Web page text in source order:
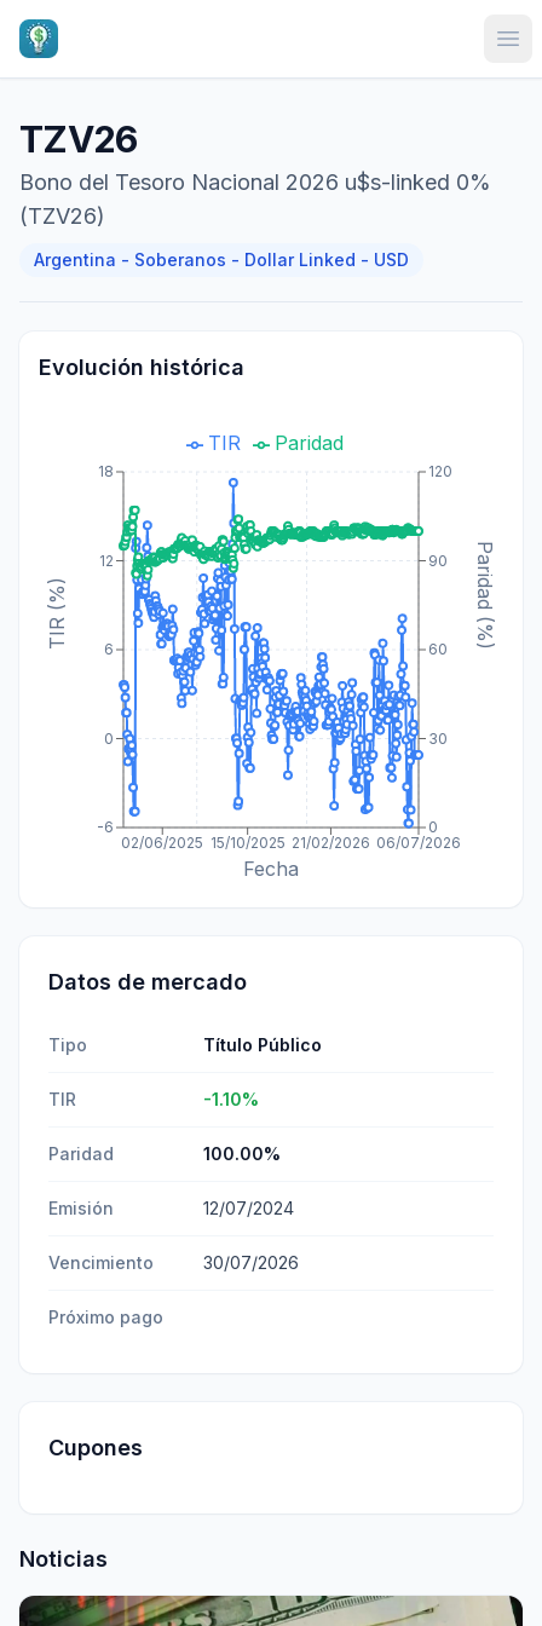
TZV26
Bono del Tesoro Nacional 2026 u$s-linked 0%
(TZV26)
Argentina - Soberanos - Dollar Linked - USD
Evolución histórica
02/06/2025 15/10/2025 21/02/2026 06/07/2026
Fecha
-6
0
6
12
18
TIR (%)
0
30
60
90
120
Paridad (%)
TIR Paridad
Datos de mercado
Tipo Título Público
TIR -1.10%
Paridad 100.00%
Emisión 12/07/2024
Vencimiento 30/07/2026
Próximo pago
Cupones
Noticias